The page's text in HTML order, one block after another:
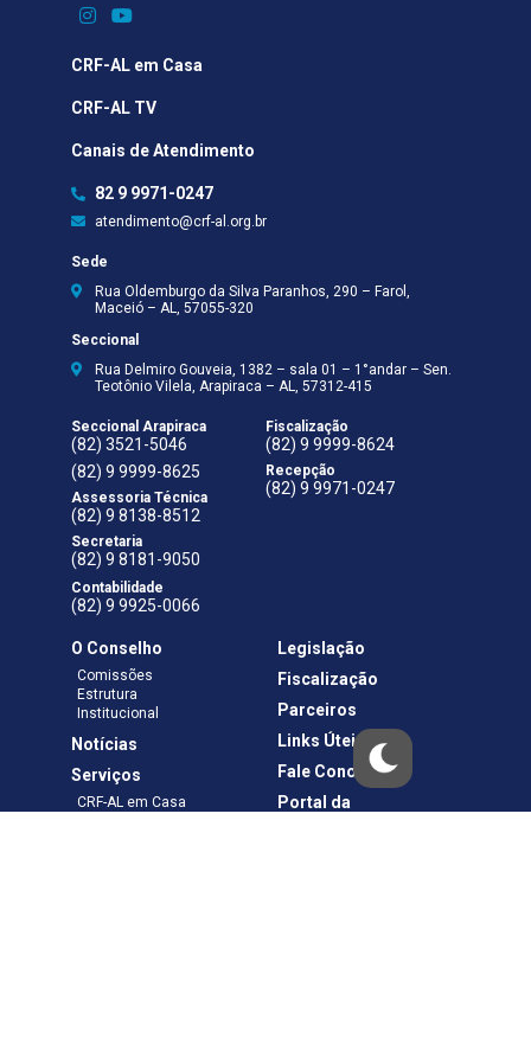
CRF-AL em Casa
CRF-AL TV
Canais de Atendimento
82 9 9971-0247
atendimento@crf-al.org.br
Sede
Rua Oldemburgo da Silva Paranhos, 290 – Farol,
Maceió – AL, 57055-320
Seccional
Rua Delmiro Gouveia, 1382 – sala 01 – 1°andar – Sen.
Teotônio Vilela, Arapiraca – AL, 57312-415
Seccional Arapiraca
(82) 3521-5046
(82) 9 9999-8625
Assessoria Técnica
(82) 9 8138-8512
Secretaria
(82) 9 8181-9050
Contabilidade
(82) 9 9925-0066
Fiscalização
(82) 9 9999-8624
Recepção
(82) 9 9971-0247
O Conselho
Comissões
Estrutura
Institucional
Notícias
Serviços
CRF-AL em Casa
Legislação
Fiscalização
Parceiros
Links Úteis
Fale Conosco
Portal da